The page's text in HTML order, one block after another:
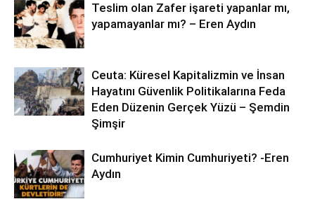
Teslim olan Zafer işareti yapanlar mı,
yapamayanlar mı? – Eren Aydın
Ceuta: Küresel Kapitalizmin ve İnsan
Hayatını Güvenlik Politikalarına Feda
Eden Düzenin Gerçek Yüzü – Şemdin
Şimşir
Cumhuriyet Kimin Cumhuriyeti? -Eren
Aydın